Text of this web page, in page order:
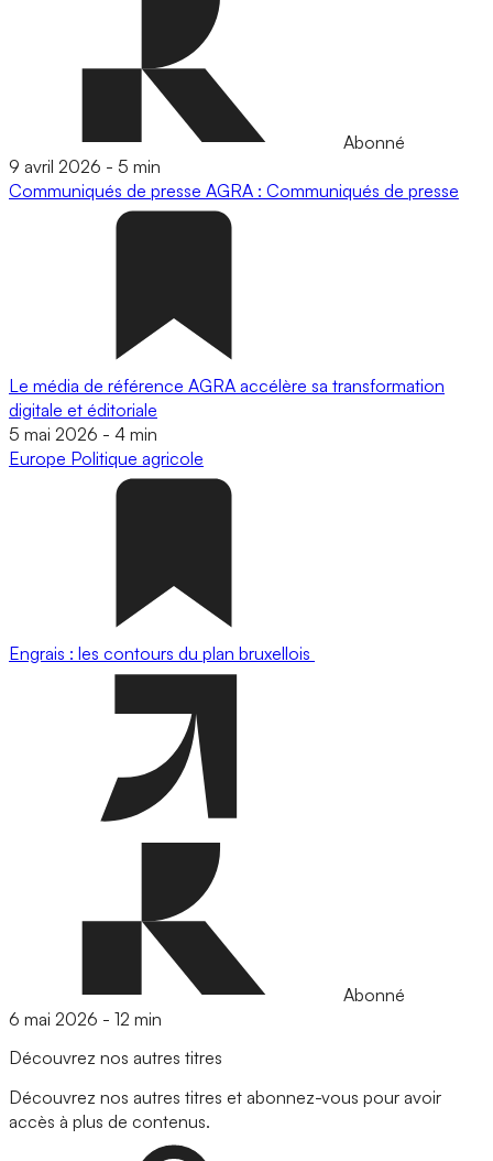
Abonné
9 avril 2026 - 5 min
Communiqués de presse AGRA : Communiqués de presse
Le média de référence AGRA accélère sa transformation
digitale et éditoriale
5 mai 2026 - 4 min
Europe Politique agricole
Engrais : les contours du plan bruxellois
Abonné
6 mai 2026 - 12 min
Découvrez nos autres titres
Découvrez nos autres titres et abonnez-vous pour avoir
accès à plus de contenus.